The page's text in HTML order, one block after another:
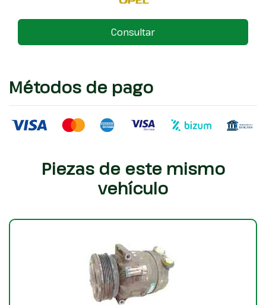
Consultar
Métodos de pago
Piezas de este mismo
vehículo